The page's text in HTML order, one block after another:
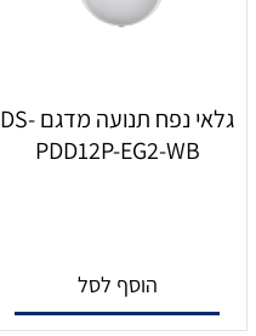
גלאי נפח תנועה מדגם DS-
PDD12P-EG2-WB
הוסף לסל